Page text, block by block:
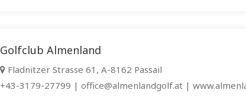
Golfclub Almenland
Fladnitzer Strasse 61, A-8162 Passail
+43-3179-27799 | office@almenlandgolf.at |